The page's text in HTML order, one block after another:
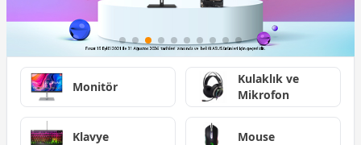
Monitör
Kulaklık ve
Mikrofon
Klavye Mouse